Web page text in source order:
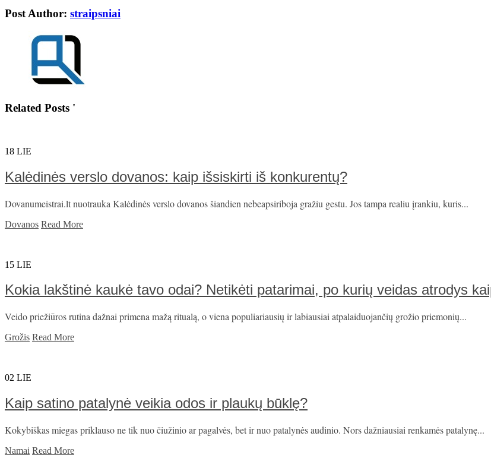
Post Author: straipsniai
Related Posts '
18 LIE
Kalėdinės verslo dovanos: kaip išsiskirti iš konkurentų?
Dovanumeistrai.lt nuotrauka Kalėdinės verslo dovanos šiandien nebeapsiriboja gražiu gestu. Jos tampa realiu įrankiu, kuris...
Dovanos Read More
15 LIE
Kokia lakštinė kaukė tavo odai? Netikėti patarimai, po kurių veidas atrodys
Veido priežiūros rutina dažnai primena mažą ritualą, o viena populiariausių ir labiausiai atpalaiduojančių grožio priemonių...
Grožis Read More
02 LIE
Kaip satino patalynė veikia odos ir plaukų būklę?
Kokybiškas miegas priklauso ne tik nuo čiužinio ar pagalvės, bet ir nuo patalynės audinio. Nors dažniausiai renkamės patalynę...
Namai Read More